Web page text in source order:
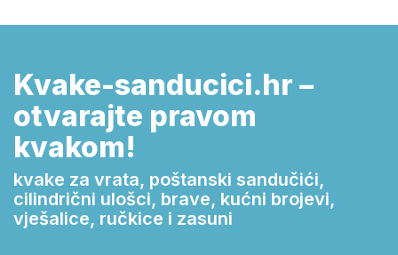
Kvake-sanducici.hr –
otvarajte pravom
kvakom!
kvake za vrata, poštanski sandučići,
cilindrični ulošci, brave, kućni brojevi,
vješalice, ručkice i zasuni